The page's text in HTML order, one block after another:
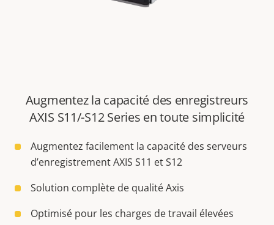
Augmentez la capacité des enregistreurs
AXIS S11/-S12 Series en toute simplicité
Augmentez facilement la capacité des serveurs
d’enregistrement AXIS S11 et S12
Solution complète de qualité Axis
Optimisé pour les charges de travail élevées